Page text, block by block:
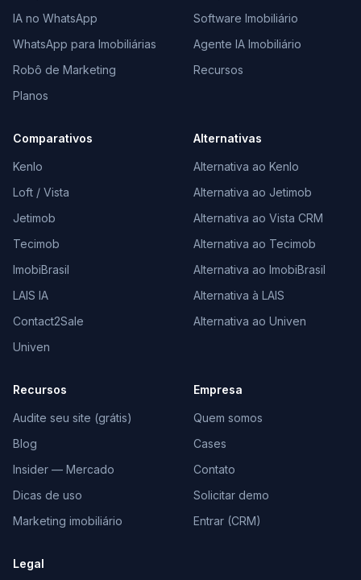
IA no WhatsApp
WhatsApp para Imobiliárias
Robô de Marketing
Planos
Software Imobiliário
Agente IA Imobiliário
Recursos
Comparativos
Kenlo
Loft / Vista
Jetimob
Tecimob
ImobiBrasil
LAIS IA
Contact2Sale
Univen
Alternativas
Alternativa ao Kenlo
Alternativa ao Jetimob
Alternativa ao Vista CRM
Alternativa ao Tecimob
Alternativa ao ImobiBrasil
Alternativa à LAIS
Alternativa ao Univen
Recursos
Audite seu site (grátis)
Blog
Insider — Mercado
Dicas de uso
Marketing imobiliário
Empresa
Quem somos
Cases
Contato
Solicitar demo
Entrar (CRM)
Legal